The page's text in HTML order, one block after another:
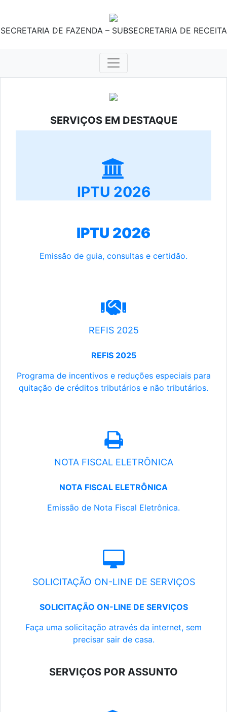
SECRETARIA DE FAZENDA – SUBSECRETARIA DE RECEITA
SERVIÇOS EM DESTAQUE
IPTU 2026
IPTU 2026
Emissão de guia, consultas e certidão.
REFIS 2025
REFIS 2025
Programa de incentivos e reduções especiais para
quitação de créditos tributários e não tributários.
NOTA FISCAL ELETRÔNICA
NOTA FISCAL ELETRÔNICA
Emissão de Nota Fiscal Eletrônica.
SOLICITAÇÃO ON-LINE DE SERVIÇOS
SOLICITAÇÃO ON-LINE DE SERVIÇOS
Faça uma solicitação através da internet, sem
precisar sair de casa.
SERVIÇOS POR ASSUNTO